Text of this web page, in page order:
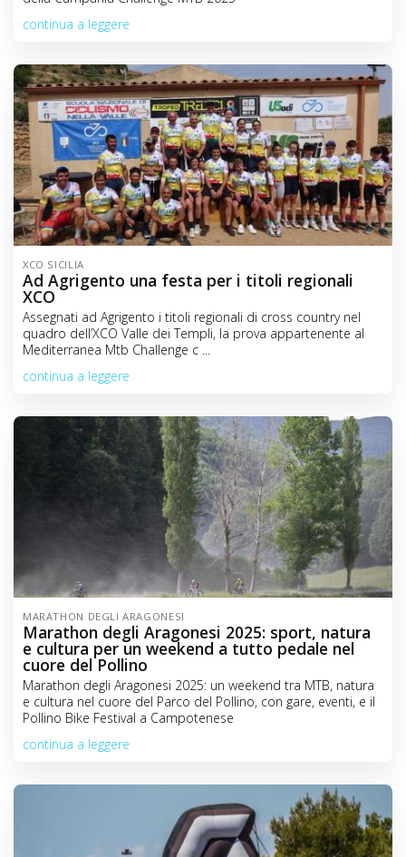
continua a leggere
XCO SICILIA
Ad Agrigento una festa per i titoli regionali
XCO
Assegnati ad Agrigento i titoli regionali di cross country nel
quadro dell’XCO Valle dei Templi, la prova appartenente al
Mediterranea Mtb Challenge c ...
continua a leggere
MARATHON DEGLI ARAGONESI
Marathon degli Aragonesi 2025: sport, natura
e cultura per un weekend a tutto pedale nel
cuore del Pollino
Marathon degli Aragonesi 2025: un weekend tra MTB, natura
e cultura nel cuore del Parco del Pollino, con gare, eventi, e il
Pollino Bike Festival a Campotenese
continua a leggere